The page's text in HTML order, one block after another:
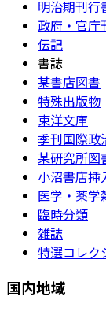
明治期刊行
政府・官庁
伝記
書誌
某書店図書
特殊出版物
東洋文庫
季刊国際政
某研究所図
小沼書店挿
医学・薬学
臨時分類
雑誌
特選コレク
国内地域